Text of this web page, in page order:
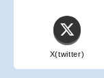
X(twitter)